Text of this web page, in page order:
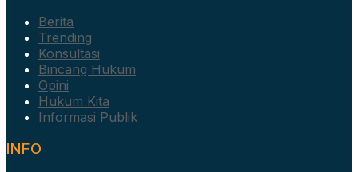
Berita
Trending
Konsultasi
Bincang Hukum
Opini
Hukum Kita
Informasi Publik
INFO